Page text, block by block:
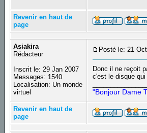
Revenir en haut de
page
Asiakira
Rédacteur
Inscrit le: 29 Jan 2007
Messages: 1540
Localisation: Un monde
virtuel
Posté le: 21
Donc il ne reçoit
c'est le disque
"Bonjour Dame
Revenir en haut de
page